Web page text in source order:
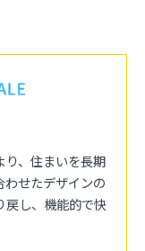
り、住まいを長期
せたデザインの
戻し、機能的で快